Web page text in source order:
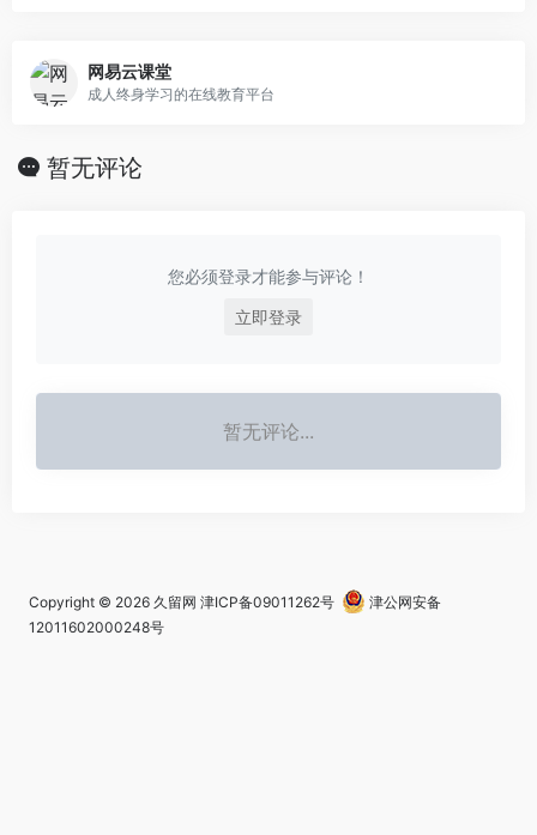
网易云课堂
成人终身学习的在线教育平台
暂无评论
您必须登录才能参与评论！
立即登录
暂无评论...
Copyright © 2026 久留网 津ICP备09011262号
津公网安备
12011602000248号